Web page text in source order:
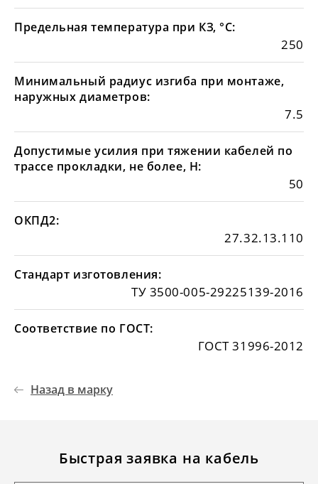
Предельная температура при КЗ, °С:
250
Минимальный радиус изгиба при монтаже,
наружных диаметров:
7.5
Допустимые усилия при тяжении кабелей по
трассе прокладки, не более, Н:
50
ОКПД2:
27.32.13.110
Стандарт изготовления:
ТУ 3500-005-29225139-2016
Соответствие по ГОСТ:
ГОСТ 31996-2012
Назад в марку
Быстрая заявка на кабель